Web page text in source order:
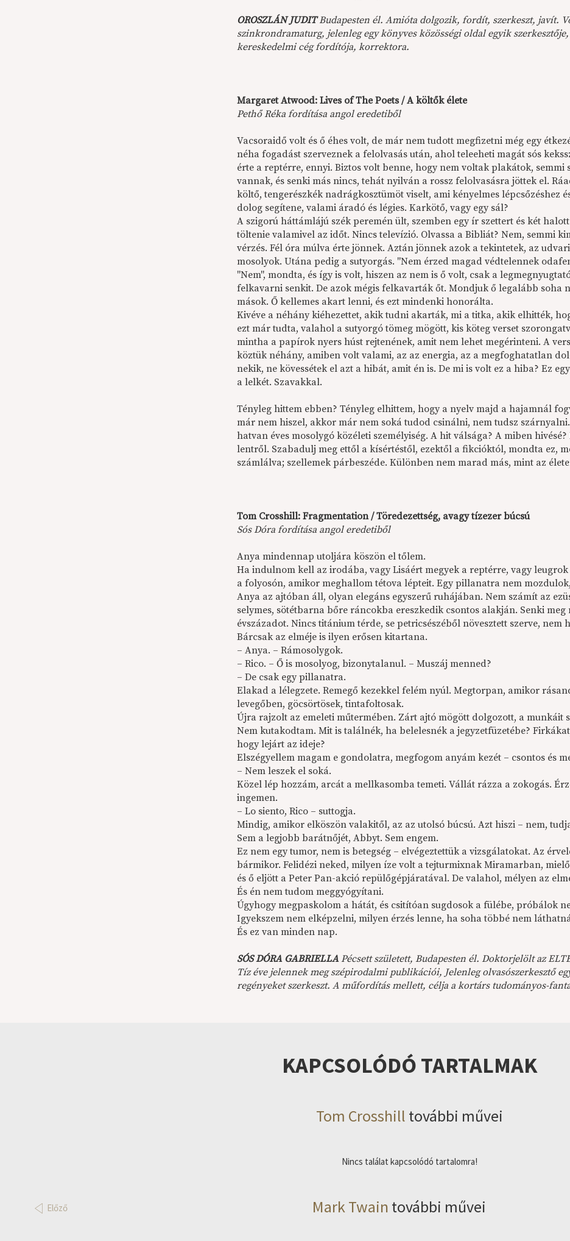
OROSZLÁN JUDITBudapesten él. Amióta dolgozik, fordít, szerkeszt, javít.
szinkrondramaturg, jelenleg egy könyves közösségi oldal egyik
kereskedelmi cég fordítója, korrektora.
Margaret Atwood: Lives of The Poets / A költők élete
Pethő Réka fordítása angol eredetiből
Vacsoraidő volt és ő éhes volt, de már nem tudott megfizetni még egy
néha fogadást szerveznek a felolvasás után, ahol teleeheti magát sós
érte a reptérre, ennyi. Biztos volt benne, hogy nem voltak plakátok, semmi
vannak, és senki más nincs, tehát nyilván a rossz felolvasásra jöttek el.
költő, tengerészkék nadrágkosztümöt viselt, ami kényelmes lépcsőzéshez
dolog segítene, valami áradó és légies. Karkötő, vagy egy sál?
A szigorú háttámlájú szék peremén ült, szemben egy ír szettert és két
töltenie valamivel az időt. Nincs televízió. Olvassa a Bibliát? Nem, semmi
vérzés. Fél óra múlva érte jönnek. Aztán jönnek azok a tekintetek, az
mosolyok. Utána pedig a sutyorgás. "Nem érzed magad védtelennek
"Nem", mondta, és így is volt, hiszen az nem is ő volt, csak a
felkavarni senkit. De azok mégis felkavarták őt. Mondjuk ő legalább soha
mások. Ő kellemes akart lenni, és ezt mindenki honorálta.
Kivéve a néhány kiéhezettet, akik tudni akarták, mi a titka, akik elhitték,
ezt már tudta, valahol a sutyorgó tömeg mögött, kis köteg verset
mintha a papírok nyers húst rejtenének, amit nem lehet megérinteni. A
köztük néhány, amiben volt valami, az az energia, az a megfoghatatlan
nekik, ne kövessétek el azt a hibát, amit én is. De mi is volt ez a hiba? Ez
a lelkét. Szavakkal.
Tényleg hittem ebben? Tényleg elhittem, hogy a nyelv majd a hajamnál
már nem hiszel, akkor már nem soká tudod csinálni, nem tudsz
hatvan éves mosolygó közéleti személyiség. A hit válsága? A miben
lentről. Szabadulj meg ettől a kísértéstől, ezektől a fikcióktól, mondta ez,
számlálva; szellemek párbeszéde. Különben nem marad más, mint az
Tom Crosshill: Fragmentation / Töredezettség, avagy tízezer búcsú
Sós Dóra fordítása angol eredetiből
Anya mindennap utoljára köszön el tőlem.
Ha indulnom kell az irodába, vagy Lisáért megyek a reptérre, vagy
a folyosón, amikor meghallom tétova lépteit. Egy pillanatra nem
Anya az ajtóban áll, olyan elegáns egyszerű ruhájában. Nem számít az
selymes, sötétbarna bőre ráncokba ereszkedik csontos alakján. Senki
évszázadot. Nincs titánium térde, se petricsészéből növesztett szerve, nem
Bárcsak az elméje is ilyen erősen kitartana.
– Anya. – Rámosolygok.
– Rico. – Ő is mosolyog, bizonytalanul. – Muszáj menned?
– De csak egy pillanatra.
Elakad a lélegzete. Remegő kezekkel felém nyúl. Megtorpan, amikor
levegőben, göcsörtösek, tintafoltosak.
Újra rajzolt az emeleti műtermében. Zárt ajtó mögött dolgozott, a munkáit
Nem kutakodtam. Mit is találnék, ha belelesnék a jegyzetfüzetébe?
hogy lejárt az ideje?
Elszégyellem magam e gondolatra, megfogom anyám kezét – csontos és
– Nem leszek el soká.
Közel lép hozzám, arcát a mellkasomba temeti. Vállát rázza a zokogás.
ingemen.
– Lo siento, Rico – suttogja.
Mindig, amikor elköszön valakitől, az az utolsó búcsú. Azt hiszi – nem,
Sem a legjobb barátnőjét, Abbyt. Sem engem.
Ez nem egy tumor, nem is betegség – elvégeztettük a vizsgálatokat. Az
bármikor. Felidézi neked, milyen íze volt a tejturmixnak Miramarban,
és ő eljött a Peter Pan-akció repülőgépjáratával. De valahol, mélyen az
És én nem tudom meggyógyítani.
Úgyhogy megpaskolom a hátát, és csitítóan sugdosok a fülébe, próbálok
Igyekszem nem elképzelni, milyen érzés lenne, ha soha többé nem
És ez van minden nap.
SÓS DÓRA GABRIELLAPécsett született, Budapesten él. Doktorjelölt az
Tíz éve jelennek meg szépirodalmi publikációi, Jelenleg olvasószerkesztő
regényeket szerkeszt. A műfordítás mellett, célja a kortárs tudományos-
KAPCSOLÓDÓ TARTALMAK
Tom Crosshill további művei
Nincs találat kapcsolódó tartalomra!
Előző Mark Twain további művei